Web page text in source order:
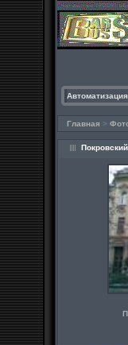
Главная >